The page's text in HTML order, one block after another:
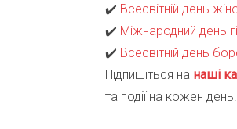
✔️ Всесвітній день
✔️ Міжнародний день
✔️ Всесвітній день
Підпишіться на наші
та події на кожен день.